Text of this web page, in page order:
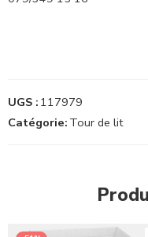
UGS : 117979
Catégorie: Tour de lit